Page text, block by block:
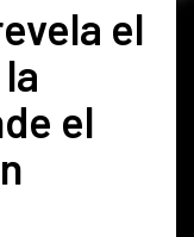
el
el